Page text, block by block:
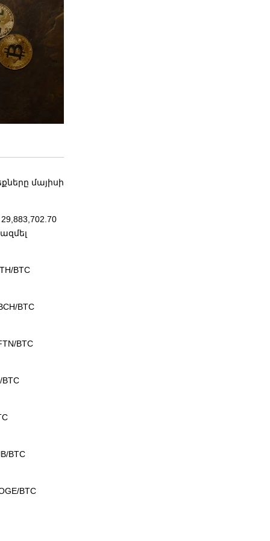
մայիսի
BTC
BTC
BTC
BTC
BTC